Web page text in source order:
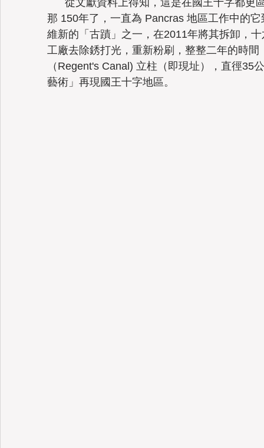
那 150年了，一直為 Pancras 地區工作中的
維新的「古蹟」之一，在2011年將其拆卸，
工廠去除銹打光，重新粉刷，整整二年的時
（Regent's Canal) 立柱（即現址），直徑35
藝術」再現國王十字地區。